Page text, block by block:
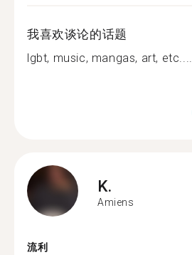
我喜欢谈论的话题
lgbt, music, mangas, art, etc....
K.
Amiens
流利